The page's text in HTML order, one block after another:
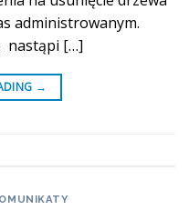
administrowanym.
nastąpi […]
→